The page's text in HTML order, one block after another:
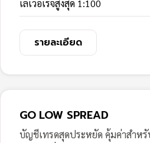
เลเวอเรจสูงสุด 1:100
รายละเอียด
GO LOW SPREAD
บัญชีเทรดสุดประหยัด คุ้มค่าสำห